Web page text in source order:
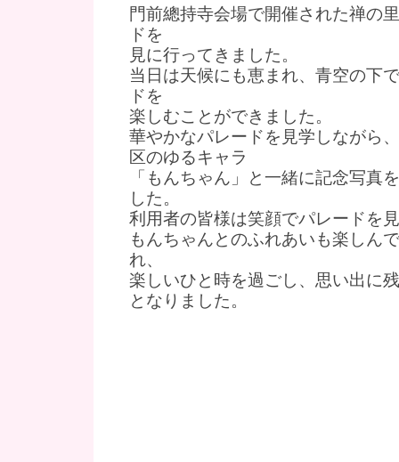
門前總持寺会場で開催された禅の
ドを
見に行ってきました。
当日は天候にも恵まれ、青空の下
ドを
楽しむことができました。
華やかなパレードを見学しながら
区のゆるキャラ
「もんちゃん」と一緒に記念写真
した。
利用者の皆様は笑顔でパレードを
もんちゃんとのふれあいも楽しん
れ、
楽しいひと時を過ごし、思い出に
となりました。